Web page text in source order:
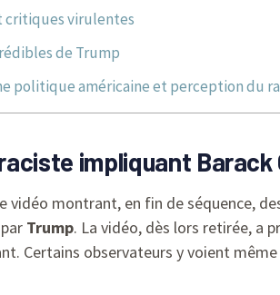
critiques virulentes
de Trump
politique américaine et perception du
impliquant Barack
vidéo montrant, en fin de séquence,
Trump. La vidéo, dès lors retirée, a
Certains observateurs y voient